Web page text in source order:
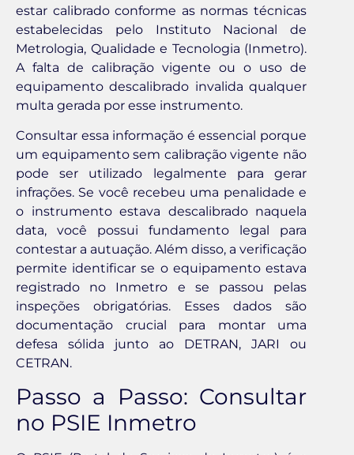
estar calibrado conforme as normas técnicas
estabelecidas pelo Instituto Nacional de
Metrologia, Qualidade e Tecnologia (Inmetro).
A falta de calibração vigente ou o uso de
equipamento descalibrado invalida qualquer
multa gerada por esse instrumento.
Consultar essa informação é essencial porque
um equipamento sem calibração vigente não
pode ser utilizado legalmente para gerar
infrações. Se você recebeu uma penalidade e
o instrumento estava descalibrado naquela
data, você possui fundamento legal para
contestar a autuação. Além disso, a verificação
permite identificar se o equipamento estava
registrado no Inmetro e se passou pelas
inspeções obrigatórias. Esses dados são
documentação crucial para montar uma
defesa sólida junto ao DETRAN, JARI ou
CETRAN.
Passo a Passo: Consultar
no PSIE Inmetro